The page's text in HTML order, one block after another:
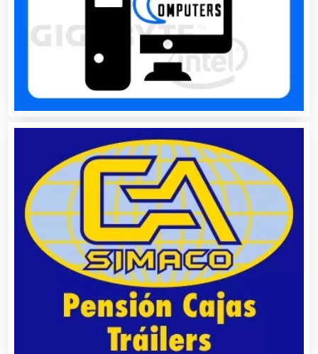
Bancos
Banquetes
Bares y Cantinas
Basculas
Bebidas
Belleza
Bordados y Estampados